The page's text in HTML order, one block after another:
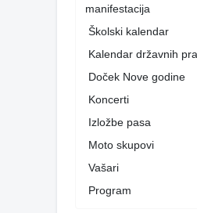
manifestacija
Školski kalendar
Kalendar državnih
Doček Nove godine
Koncerti
Izložbe pasa
Moto skupovi
Vašari
Program